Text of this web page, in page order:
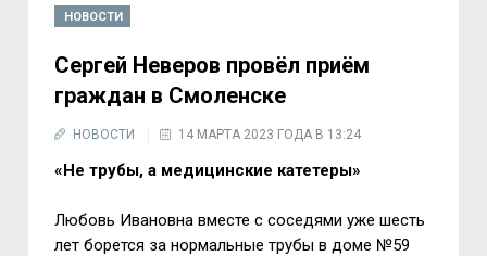
НОВОСТИ
Сергей Неверов провёл приём
граждан в Смоленске
НОВОСТИ 14 МАРТА 2023 ГОДА В 13:24
«Не трубы, а медицинские катетеры»
Любовь Ивановна вместе с соседями уже шесть
лет борется за нормальные трубы в доме №59